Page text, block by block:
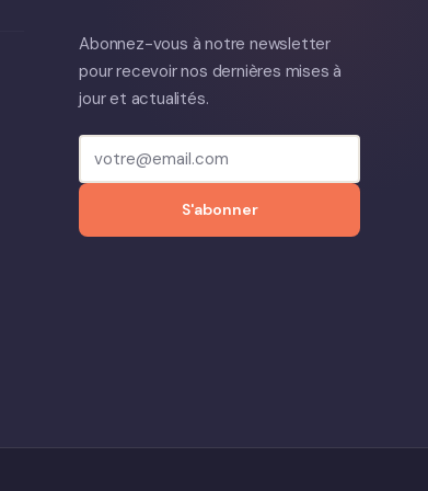
Abonnez-vous à notre newsletter
pour recevoir nos dernières mises à
jour et actualités.
S'abonner